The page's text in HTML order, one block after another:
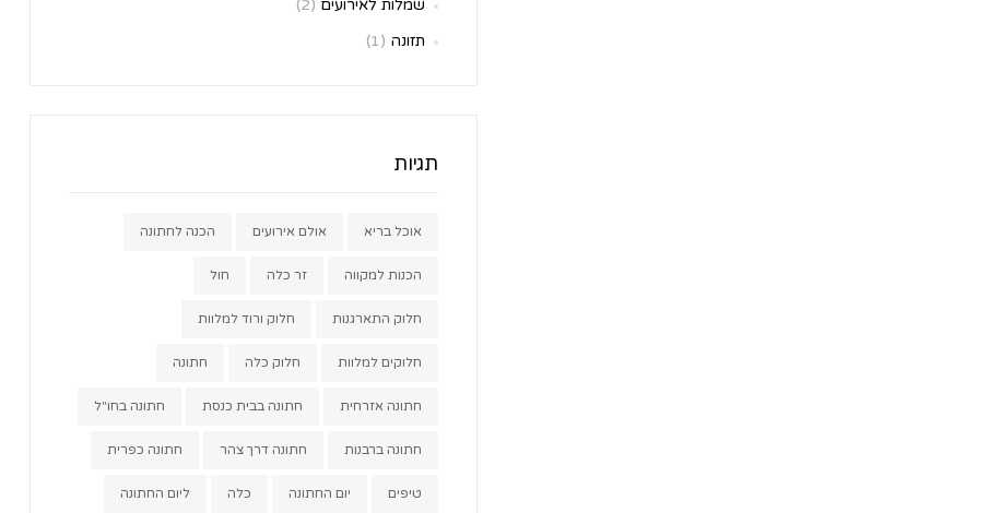
שמלות לאירועים (2)
תזונה (1)
תגיות
אוכל בריא אולם אירועים הכנה לחתונה
הכנות למקווה זר כלה חול
חלוק התארגנות חלוק ורוד למלוות
חלוקים למלוות חלוק כלה חתונה
חתונה אזרחית חתונה בבית כנסת חתונה בחו"ל
חתונה ברבנות חתונה דרך צהר חתונה כפרית
טיפים יום החתונה כלה ליום החתונה